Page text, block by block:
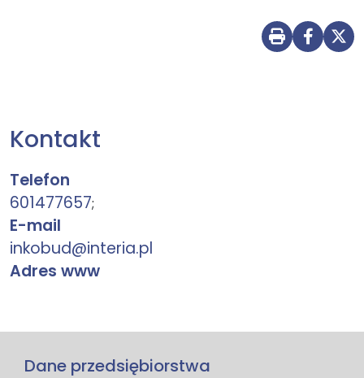
Drukuj
Kontakt
Telefon
601477657;
E-mail
inkobud@interia.pl
Adres www
Dane przedsiębiorstwa